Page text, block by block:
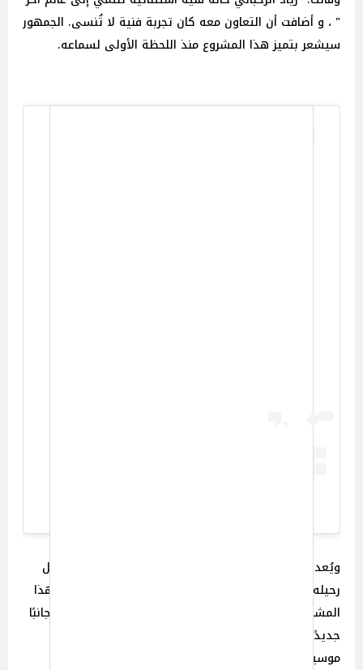
" ، و أضافت أن التعاون معه كان تجربة فنية لا تُنسى. الجمهور
سيشعر بتميز هذا المشروع منذ اللحظة الأولى لسماعه.
ويُعد هذا الألبوم من آخر الأعمال التي أبدعها الرحباني قبل
رحيله، ومن المنتظر طرحه قريبًا. ويأمل كثيرون أن يُشكل هذا
المشروع تكريمًا يليق بقيمة زياد الرحباني الفنية، ويوثق جانبًا
جديدًا من إبداعه الذي طالما كسر التقاليد وابتكر رؤى
موسيقية غير تقليدية.